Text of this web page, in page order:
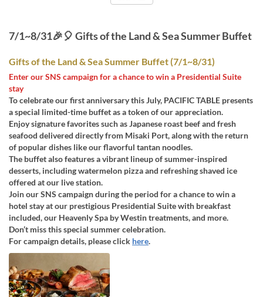
7/1~8/31🎉🎈 Gifts of the Land & Sea Summer Buffet
Gifts of the Land & Sea Summer Buffet (7/1~8/31)
Enter our SNS campaign for a chance to win a Presidential Suite
stay
To celebrate our first anniversary this July, PACIFIC TABLE presents
a special limited-time buffet as a token of our appreciation.
Enjoy signature favorites such as Japanese roast beef and fresh
seafood delivered directly from Misaki Port, along with the return
of popular dishes like our flavorful tantan noodles.
The buffet also features a vibrant lineup of summer-inspired
desserts, including watermelon pizza and refreshing shaved ice
offered at our live station.
Join our SNS campaign during the period for a chance to win a
hotel stay at our prestigious Presidential Suite with breakfast
included, our Heavenly Spa by Westin treatments, and more.
Don’t miss this special summer celebration.
For campaign details, please click here.